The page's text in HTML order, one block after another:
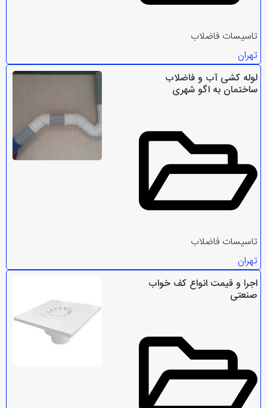
تاسیسات فاضلاب
تهران
لوله کشی آب و فاضلاب
ساختمان به اگو شهری
تاسیسات فاضلاب
تهران
اجرا و قیمت انواع کف خواب
صنعتی